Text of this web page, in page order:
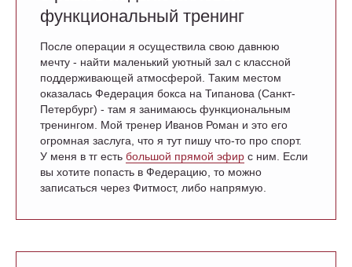
функциональный тренинг
После операции я осуществила свою давнюю
мечту - найти маленький уютный зал с классной
поддерживающей атмосферой. Таким местом
оказалась Федерация бокса на Типанова (Санкт-
Петербург) - там я занимаюсь функциональным
тренингом. Мой тренер Иванов Роман и это его
огромная заслуга, что я тут пишу что-то про спорт.
У меня в тг есть большой прямой эфир с ним. Если
вы хотите попасть в Федерацию, то можно
записаться через Фитмост, либо напрямую.